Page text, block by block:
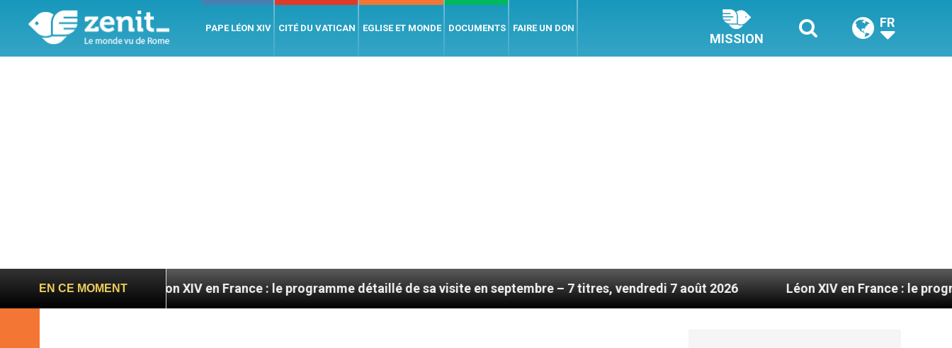
PAPE LÉON XIV CITÉ DU VATICAN EGLISE ET MONDE DOCUMENTS FAIRE UN DON
MISSION
FR
EN CE MOMENT
Léon XIV en France : le programme détaillé de sa visite en septembre – 7 titres, vendredi 7 août 2026 Léon XIV en France : le programme